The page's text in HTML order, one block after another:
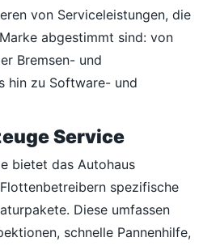
von Serviceleistungen, die
abgestimmt sind: von
Bremsen- und
hin zu Software- und
Service
bietet das Autohaus
spezifische
Diese umfassen
schnelle Pannenhilfe,